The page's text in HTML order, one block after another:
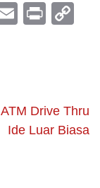
Email
Print
Drive Thru
Ide Luar Biasa